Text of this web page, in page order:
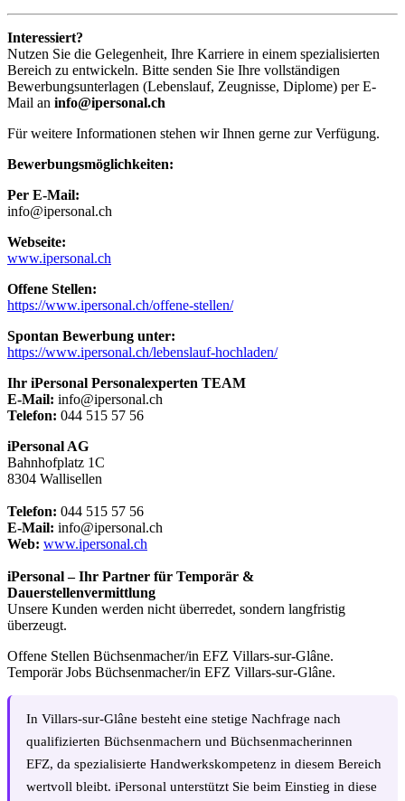
Interessiert?
Nutzen Sie die Gelegenheit, Ihre Karriere in einem spezialisierten
Bereich zu entwickeln. Bitte senden Sie Ihre vollständigen
Bewerbungsunterlagen (Lebenslauf, Zeugnisse, Diplome) per E-
Mail an info@ipersonal.ch
Für weitere Informationen stehen wir Ihnen gerne zur Verfügung.
Bewerbungsmöglichkeiten:
Per E-Mail:
info@ipersonal.ch
Webseite:
www.ipersonal.ch
Offene Stellen:
https://www.ipersonal.ch/offene-stellen/
Spontan Bewerbung unter:
https://www.ipersonal.ch/lebenslauf-hochladen/
Ihr iPersonal Personalexperten TEAM
E-Mail: info@ipersonal.ch
Telefon: 044 515 57 56
iPersonal AG
Bahnhofplatz 1C
8304 Wallisellen
Telefon: 044 515 57 56
E-Mail: info@ipersonal.ch
Web: www.ipersonal.ch
iPersonal – Ihr Partner für Temporär &
Dauerstellenvermittlung
Unsere Kunden werden nicht überredet, sondern langfristig
überzeugt.
Offene Stellen Büchsenmacher/in EFZ Villars-sur-Glâne.
Temporär Jobs Büchsenmacher/in EFZ Villars-sur-Glâne.
In Villars-sur-Glâne besteht eine stetige Nachfrage nach
qualifizierten Büchsenmachern und Büchsenmacherinnen
EFZ, da spezialisierte Handwerkskompetenz in diesem Bereich
wertvoll bleibt. iPersonal unterstützt Sie beim Einstieg in diese